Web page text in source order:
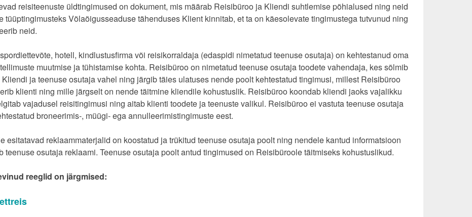
reisiteenuste üldtingimused on dokument, mis määrab Reisibüroo ja Kliendi suhtlemise põhialused ning neid
tüüptingimusteks Võlaõigusseaduse tähenduses Klient kinnitab, et ta on käesolevate tingimustega tutvunud ning
neid.
hotell, kindlustusfirma või reisikorraldaja (edaspidi nimetatud teenuse osutaja) on kehtestanud oma
muutmise ja tühistamise kohta. Reisibüroo on nimetatud teenuse osutaja toodete vahendaja, kes sõlmib
ja teenuse osutaja vahel ning järgib täies ulatuses nende poolt kehtestatud tingimusi, millest Reisibüroo
klienti ning mille järgselt on nende täitmine kliendile kohustuslik. Reisibüroo koondab kliendi jaoks vajalikku
vajadusel reisitingimusi ning aitab klienti toodete ja teenuste valikul. Reisibüroo ei vastuta teenuse osutaja
broneerimis-, müügi- ega annulleerimistingimuste eest.
esitatavad reklaammaterjalid on koostatud ja trükitud teenuse osutaja poolt ning nendele kantud informatsioon
teenuse osutaja reklaami. Teenuse osutaja poolt antud tingimused on Reisibüroole täitmiseks kohustuslikud.
reeglid on järgmised: